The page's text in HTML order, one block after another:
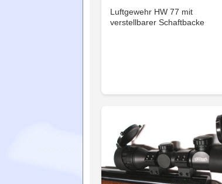
Luftgewehr HW 77 mit
verstellbarer Schaftbacke